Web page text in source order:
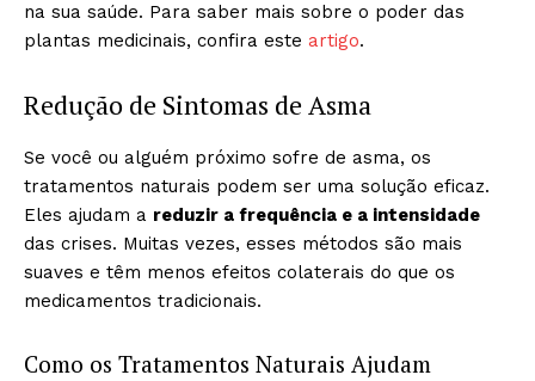
na sua saúde. Para saber mais sobre o poder das
plantas medicinais, confira este artigo.
Redução de Sintomas de Asma
Se você ou alguém próximo sofre de asma, os
tratamentos naturais podem ser uma solução eficaz.
Eles ajudam a reduzir a frequência e a intensidade
das crises. Muitas vezes, esses métodos são mais
suaves e têm menos efeitos colaterais do que os
medicamentos tradicionais.
Como os Tratamentos Naturais Ajudam